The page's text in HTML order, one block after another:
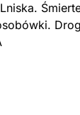
Lniska.